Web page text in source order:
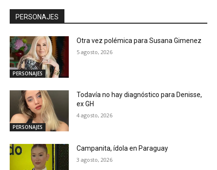
PERSONAJES
PERSONAJES
Otra vez polémica para Susana Gimenez
5 agosto, 2026
PERSONAJES
Todavía no hay diagnóstico para Denisse,
ex GH
4 agosto, 2026
Campanita, ídola en Paraguay
3 agosto, 2026